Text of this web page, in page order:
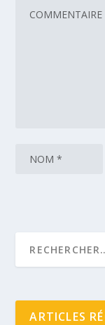
ARTICLES